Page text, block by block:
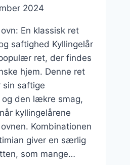
2024
En klassisk ret
saftighed Kyllingelår
ret, der findes
hjem. Denne ret
sin saftige
den lækre smag,
kyllingelårene
Kombinationen
giver en særlig
som mange…